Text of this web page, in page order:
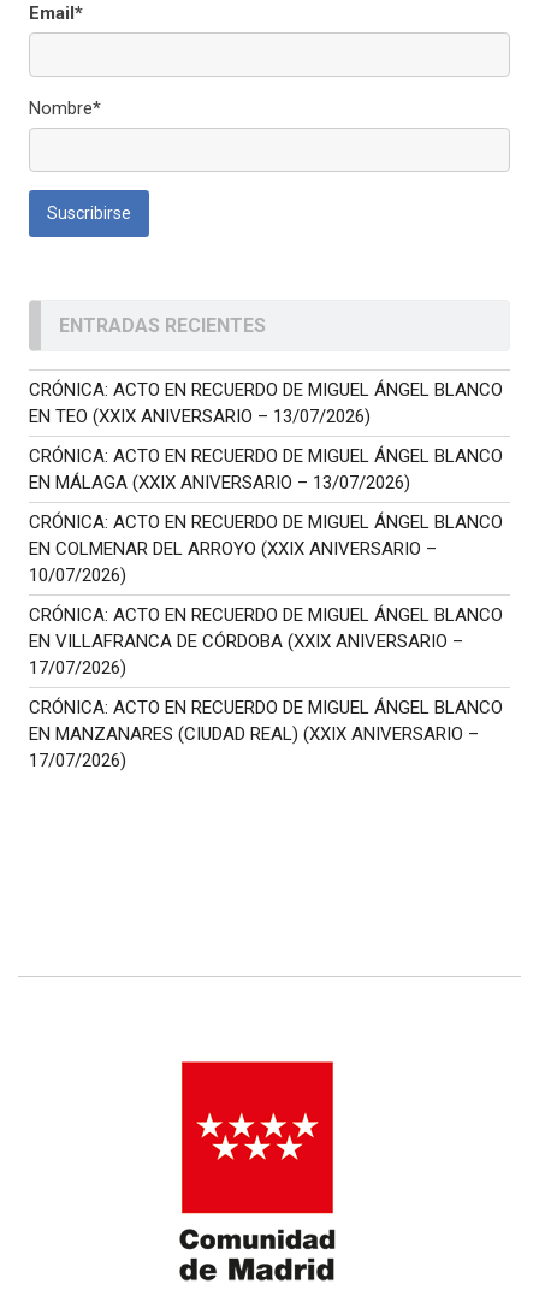
Email*
Nombre*
ENTRADAS RECIENTES
CRÓNICA: ACTO EN RECUERDO DE MIGUEL ÁNGEL BLANCO
EN TEO (XXIX ANIVERSARIO – 13/07/2026)
CRÓNICA: ACTO EN RECUERDO DE MIGUEL ÁNGEL BLANCO
EN MÁLAGA (XXIX ANIVERSARIO – 13/07/2026)
CRÓNICA: ACTO EN RECUERDO DE MIGUEL ÁNGEL BLANCO
EN COLMENAR DEL ARROYO (XXIX ANIVERSARIO –
10/07/2026)
CRÓNICA: ACTO EN RECUERDO DE MIGUEL ÁNGEL BLANCO
EN VILLAFRANCA DE CÓRDOBA (XXIX ANIVERSARIO –
17/07/2026)
CRÓNICA: ACTO EN RECUERDO DE MIGUEL ÁNGEL BLANCO
EN MANZANARES (CIUDAD REAL) (XXIX ANIVERSARIO –
17/07/2026)